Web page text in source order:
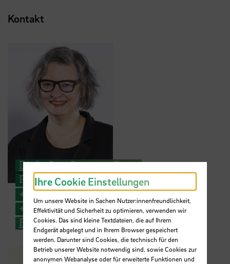
Kontakt
Dipl.-Soz. Susanne Peter
Projektleitung Mentoring MINT
+49 421 5905 3779
+49 176 1514 0247
E-Mail
Ihre Cookie Einstellungen
Um unsere Website in Sachen Nutzer:innenfreundlichkeit,
Effektivität und Sicherheit zu optimieren, verwenden wir
Cookies. Das sind kleine Textdateien, die auf Ihrem
Endgerät abgelegt und in Ihrem Browser gespeichert
werden. Darunter sind Cookies, die technisch für den
Betrieb unserer Website notwendig sind, sowie Cookies zur
anonymen Webanalyse oder für erweiterte Funktionen und